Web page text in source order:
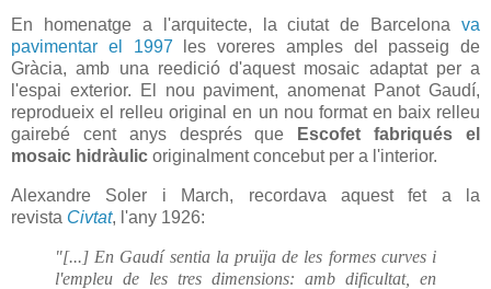
En homenatge a l'arquitecte, la ciutat de Barcelona va
pavimentar el 1997 les voreres amples del passeig de
Gràcia, amb una reedició d'aquest mosaic adaptat per a
l'espai exterior. El nou paviment, anomenat Panot Gaudí,
reprodueix el relleu original en un nou format en baix relleu
gairebé cent anys després que
Escofet fabriqués el
mosaic hidràulic originalment concebut per a l'interior.
Alexandre Soler i March, recordava aquest fet a la
revista Civtat, l'any 1926:
"[...] En Gaudí sentia la pruïja de les formes curves i
l'empleu de les tres dimensions: amb dificultat, en